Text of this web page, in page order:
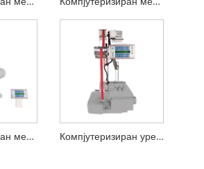
Компјутеризиран мерен уред за покривање Компјутеризиран уред за мерење на типот на напнатост